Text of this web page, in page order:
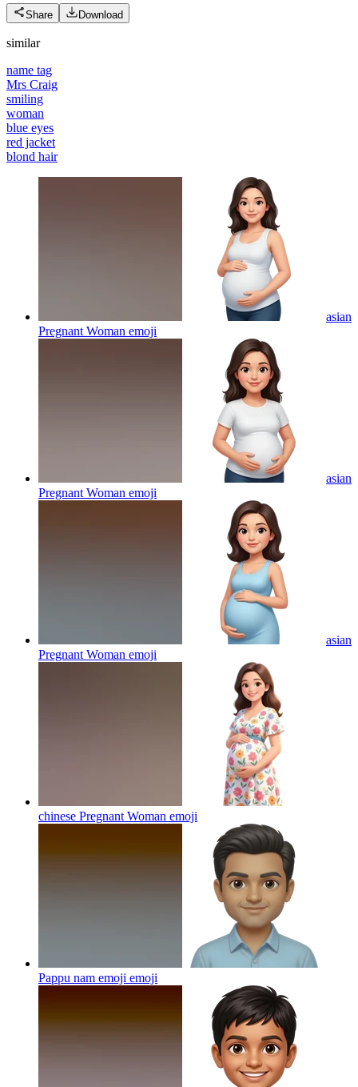
Share Download
similar
name tag
Mrs Craig
smiling
woman
blue eyes
red jacket
blond hair
asian
Pregnant Woman emoji
asian
Pregnant Woman emoji
asian
Pregnant Woman emoji
chinese Pregnant Woman emoji
Pappu nam emoji emoji